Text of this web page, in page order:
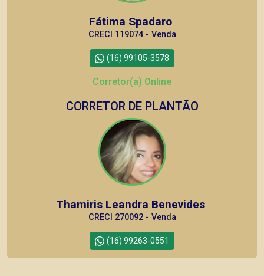
Fátima Spadaro
CRECI 119074 - Venda
(16) 99105-3578
Corretor(a) Online
CORRETOR DE PLANTÃO
Thamiris Leandra Benevides
CRECI 270092 - Venda
(16) 99263-0551